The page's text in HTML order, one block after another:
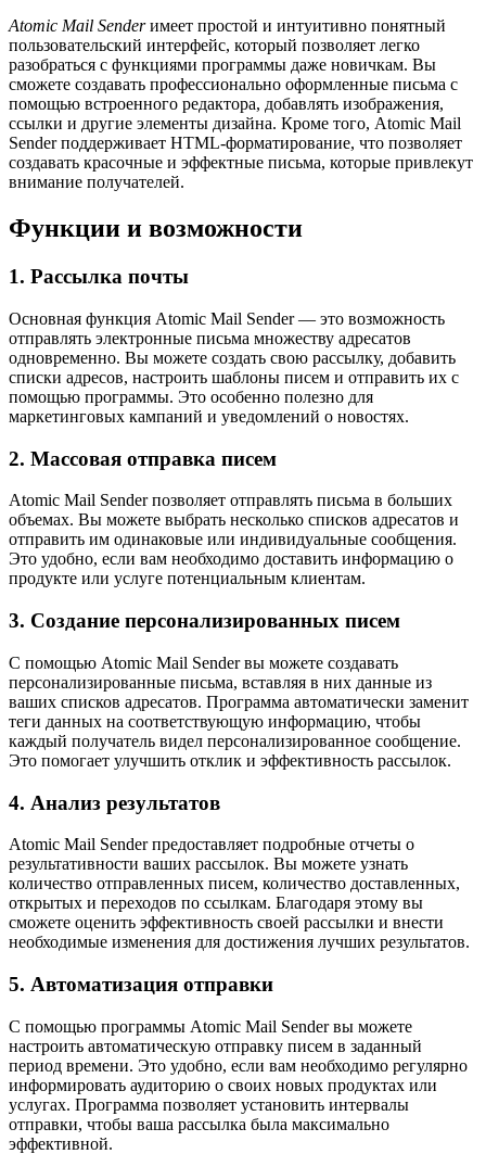
Atomic Mail Senderимеет простой и интуитивно понятный
пользовательский интерфейс, который позволяет легко
разобраться с функциями программы даже новичкам. Вы
сможете создавать профессионально оформленные письма с
помощью встроенного редактора, добавлять изображения,
ссылки и другие элементы дизайна. Кроме того, Atomic Mail
Sender поддерживает HTML-форматирование, что позволяет
создавать красочные и эффектные письма, которые привлекут
внимание получателей.
Функции и возможности
1. Рассылка почты
Основная функция Atomic Mail Sender — это возможность
отправлять электронные письма множеству адресатов
одновременно. Вы можете создать свою рассылку, добавить
списки адресов, настроить шаблоны писем и отправить их с
помощью программы. Это особенно полезно для
маркетинговых кампаний и уведомлений о новостях.
2. Массовая отправка писем
Atomic Mail Sender позволяет отправлять письма в больших
объемах. Вы можете выбрать несколько списков адресатов и
отправить им одинаковые или индивидуальные сообщения.
Это удобно, если вам необходимо доставить информацию о
продукте или услуге потенциальным клиентам.
3. Создание персонализированных писем
С помощью Atomic Mail Sender вы можете создавать
персонализированные письма, вставляя в них данные из
ваших списков адресатов. Программа автоматически заменит
теги данных на соответствующую информацию, чтобы
каждый получатель видел персонализированное сообщение.
Это помогает улучшить отклик и эффективность рассылок.
4. Анализ результатов
Atomic Mail Sender предоставляет подробные отчеты о
результативности ваших рассылок. Вы можете узнать
количество отправленных писем, количество доставленных,
открытых и переходов по ссылкам. Благодаря этому вы
сможете оценить эффективность своей рассылки и внести
необходимые изменения для достижения лучших результатов.
5. Автоматизация отправки
С помощью программы Atomic Mail Sender вы можете
настроить автоматическую отправку писем в заданный
период времени. Это удобно, если вам необходимо регулярно
информировать аудиторию о своих новых продуктах или
услугах. Программа позволяет установить интервалы
отправки, чтобы ваша рассылка была максимально
эффективной.